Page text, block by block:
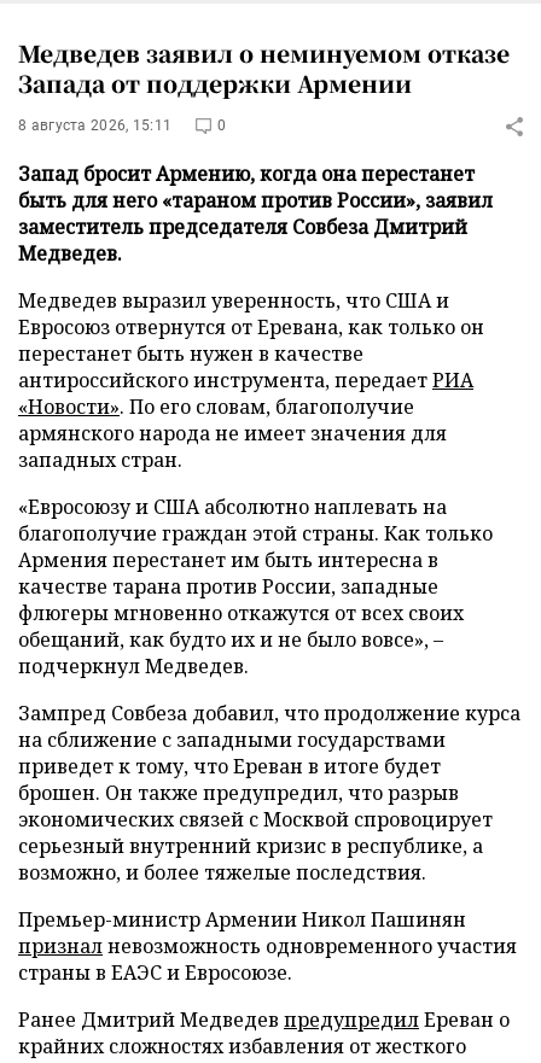
Медведев заявил о неминуемом отказе
Запада от поддержки Армении
8 августа 2026, 15:11 0
Запад бросит Армению, когда она перестанет
быть для него «тараном против России», заявил
заместитель председателя Совбеза Дмитрий
Медведев.
Медведев выразил уверенность, что США и
Евросоюз отвернутся от Еревана, как только он
перестанет быть нужен в качестве
антироссийского инструмента, передаетРИА
«Новости». По его словам, благополучие
армянского народа не имеет значения для
западных стран.
«Евросоюзу и США абсолютно наплевать на
благополучие граждан этой страны. Как только
Армения перестанет им быть интересна в
качестве тарана против России, западные
флюгеры мгновенно откажутся от всех своих
обещаний, как будто их и не было вовсе», –
подчеркнул Медведев.
Зампред Совбеза добавил, что продолжение курса
на сближение с западными государствами
приведет к тому, что Ереван в итоге будет
брошен. Он также предупредил, что разрыв
экономических связей с Москвой спровоцирует
серьезный внутренний кризис в республике, а
возможно, и более тяжелые последствия.
Премьер-министр Армении Никол Пашинян
призналневозможность одновременного участия
страны в ЕАЭС и Евросоюзе.
Ранее Дмитрий Медведев предупредилЕреван о
крайних сложностях избавления от жесткого